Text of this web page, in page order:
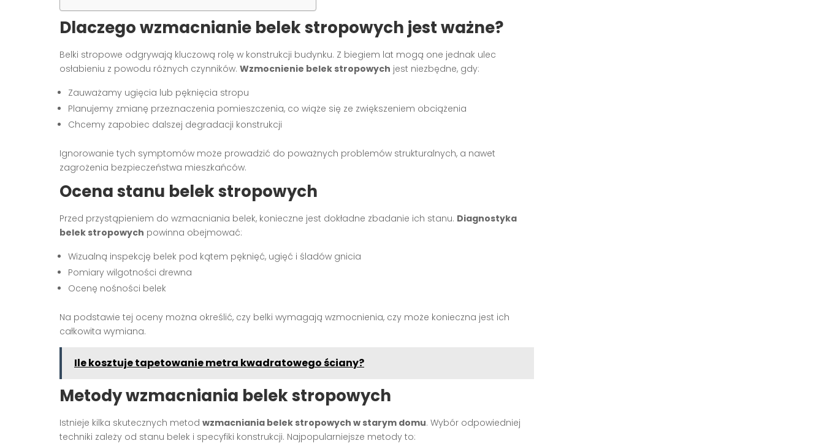
Dlaczego wzmacnianie belek stropowych jest ważne?
Belki stropowe odgrywają kluczową rolę w konstrukcji budynku. Z biegiem lat mogą one jednak ulec
osłabieniu z powodu różnych czynników. Wzmocnienie belek stropowych jest niezbędne, gdy:
Zauważamy ugięcia lub pęknięcia stropu
Planujemy zmianę przeznaczenia pomieszczenia, co wiąże się ze zwiększeniem obciążenia
Chcemy zapobiec dalszej degradacji konstrukcji
Ignorowanie tych symptomów może prowadzić do poważnych problemów strukturalnych, a nawet
zagrożenia bezpieczeństwa mieszkańców.
Ocena stanu belek stropowych
Przed przystąpieniem do wzmacniania belek, konieczne jest dokładne zbadanie ich stanu. Diagnostyka
belek stropowych powinna obejmować:
Wizualną inspekcję belek pod kątem pęknięć, ugięć i śladów gnicia
Pomiary wilgotności drewna
Ocenę nośności belek
Na podstawie tej oceny można określić, czy belki wymagają wzmocnienia, czy może konieczna jest ich
całkowita wymiana.
Ile kosztuje tapetowanie metra kwadratowego ściany?
Metody wzmacniania belek stropowych
Istnieje kilka skutecznych metod wzmacniania belek stropowych w starym domu. Wybór odpowiedniej
techniki zależy od stanu belek i specyfiki konstrukcji. Najpopularniejsze metody to: